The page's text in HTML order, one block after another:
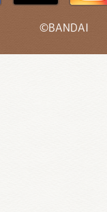
©BANDAI